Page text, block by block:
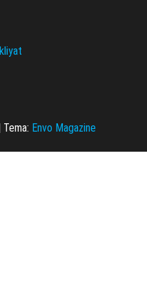
Tema: Envo Magazine